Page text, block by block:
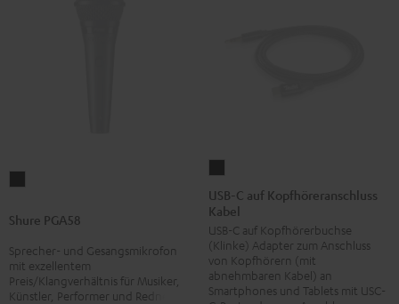
Schwarz
Shure PGA58
Sprecher- und Gesangsmikrofon
mit exzellentem
Preis/Klangverhältnis für Musiker,
Künstler, Performer und Redner
C
auf
Kopfhöreranschluss
Kabel
Schwarz
USB-C auf Kopfhöreranschluss
Kabel
USB-C auf Kopfhörerbuchse
(Klinke) Adapter zum Anschluss
von Kopfhörern (mit
abnehmbaren Kabel) an
Smartphones und Tablets mit USC-